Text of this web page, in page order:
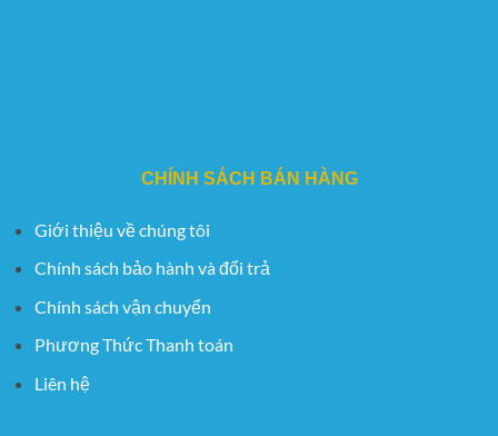
CHÍNH SÁCH BÁN HÀNG
Giới thiệu về chúng tôi
Chính sách bảo hành và đổi trả
Chính sách vận chuyển
Phương Thức Thanh toán
Liên hệ